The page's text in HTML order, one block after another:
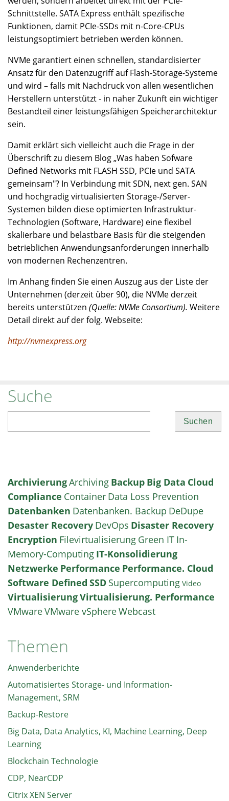
Schnittstelle. SATA Express enthält spezifische
Funktionen, damit PCIe-SSDs mit n-Core-CPUs
leistungsoptimiert betrieben werden können.
NVMe garantiert einen schnellen, standardisierter
Ansatz für den Datenzugriff auf Flash-Storage-Systeme
und wird – falls mit Nachdruck von allen wesentlichen
Herstellern unterstützt - in naher Zukunft ein wichtiger
Bestandteil einer leistungsfähigen Speicherarchitektur
sein.
Damit erklärt sich vielleicht auch die Frage in der
Überschrift zu diesem Blog „Was haben Sofware
Defined Networks mit FLASH SSD, PCIe und SATA
gemeinsam"? In Verbindung mit SDN, next gen. SAN
und hochgradig virtualisierten Storage-/Server-
Systemen bilden diese optimierten Infrastruktur-
Technologien (Software, Hardware) eine flexibel
skalierbare und belastbare Basis für die steigenden
betrieblichen Anwendungsanforderungen innerhalb
von modernen Rechenzentren.
Im Anhang finden Sie einen Auszug aus der Liste der
Unternehmen (derzeit über 90), die NVMe derzeit
bereits unterstützen (Quelle: NVMe Consortium). Weitere
Detail direkt auf der folg. Webseite:
http://nvmexpress.org
Suche
ArchivierungArchiving Backup Big Data Cloud
Compliance Container Data Loss Prevention
Datenbanken Datenbanken. Backup DeDupe
Desaster Recovery DevOps Disaster Recovery
Encryption Filevirtualisierung Green IT In-
Memory-Computing IT-Konsolidierung
Netzwerke Performance Performance. Cloud
Software Defined SSD Supercomputing Video
VirtualisierungVirtualisierung. Performance
VMwareVMware vSphereWebcast
Themen
Anwenderberichte
Automatisiertes Storage- und Information-
Management, SRM
Backup-Restore
Big Data, Data Analytics, KI, Machine Learning, Deep
Learning
Blockchain Technologie
CDP, NearCDP
Citrix XEN Server